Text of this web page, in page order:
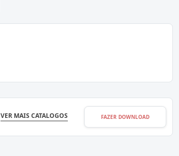
VER MAIS CATALOGOS FAZER DOWNLOAD